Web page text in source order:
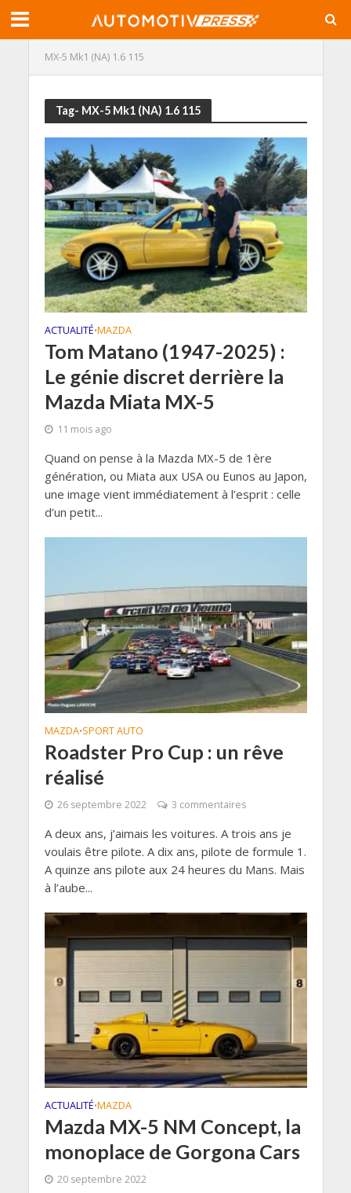
MX-5 Mk1 (NA) 1.6 115
Tag- MX-5 Mk1 (NA) 1.6 115
ACTUALITÉ•MAZDA
Tom Matano (1947-2025) :
Le génie discret derrière la
Mazda Miata MX-5
11 mois ago
Quand on pense à la Mazda MX-5 de 1ère
génération, ou Miata aux USA ou Eunos au Japon,
une image vient immédiatement à l’esprit : celle
d’un petit...
MAZDA•SPORT AUTO
Roadster Pro Cup : un rêve
réalisé
26 septembre 2022 3 commentaires
A deux ans, j’aimais les voitures. A trois ans je
voulais être pilote. A dix ans, pilote de formule 1.
A quinze ans pilote aux 24 heures du Mans. Mais
à l’aube...
ACTUALITÉ•MAZDA
Mazda MX-5 NM Concept, la
monoplace de Gorgona Cars
20 septembre 2022